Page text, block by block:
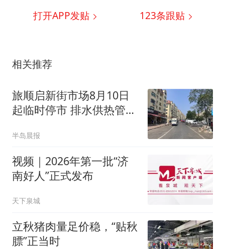
打开APP发贴 123条跟贴
相关推荐
旅顺启新街市场8月10日
起临时停市 排水供热管网
半岛晨报
视频｜2026年第一批“济
南好人”正式发布
天下泉城
立秋猪肉量足价稳，“贴秋
膘”正当时